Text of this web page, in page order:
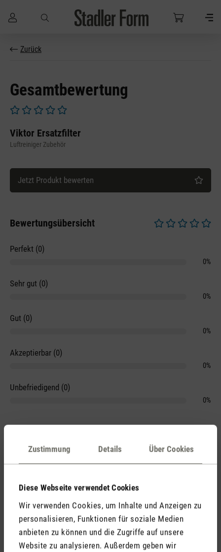
Zustimmung Details Über Cookies
Diese Webseite verwendet Cookies
Wir verwenden Cookies, um Inhalte und Anzeigen zu
personalisieren, Funktionen für soziale Medien
anbieten zu können und die Zugriffe auf unsere
Website zu analysieren. Außerdem geben wir
Zum Hauptinhalt springen
Zurück
Gesamtbewertung
Viktor Ersatzfilter
Luftreiniger Zubehör
Jetzt Produkt bewerten
Bewertungsübersicht
Perfekt (0)
0%
Sehr gut (0)
0%
Gut (0)
0%
Akzeptierbar (0)
0%
Unbefriedigend (0)
0%
Kommentare (0)
Deine Erkenntnisse mit anderen.